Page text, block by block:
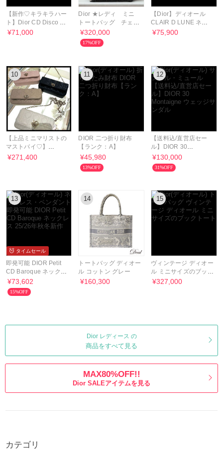
【新作♡キラキラハー
ト】Dior CD Disco ピ
アス
¥71,000
Dior ★レディ ミニ
トートバッグ チェー
ンショルダーバッグ
¥320,000
17%OFF
【Dior】ディオール
CLAIR D LUNE ネッ
クレス ゴールド メタ
¥75,900
10
【上品ミニマリストの
マストバイ♡】
DIOR フォンバッグ
¥271,400
11
DIOR 二つ折り財布
【ランク：A】
¥45,980
13%OFF
12
【送料込/直営店セー
ル】DIOR 30
Montaigne ウェッジサ
ンダル
¥130,000
31%OFF
13
タイムセール
即発可能 DIOR Petit
CD Baroque ネックレ
ス 25/26年秋冬新作
¥73,602
15%OFF
14
トートバッグ ディオー
ル コットン グレー
¥160,300
15
ヴィンテージ ディオー
ル ミニサイズのブック
トート
¥327,000
Dior レディース の
商品をすべて見る
MAX80%OFF!!
Dior SALEアイテムを見る
カテゴリ